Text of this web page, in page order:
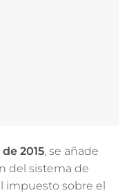
2015, se añade
del sistema de
impuesto sobre el